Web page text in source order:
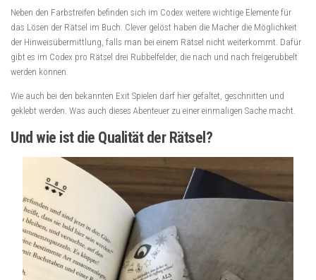
Neben den Farbstreifen befinden sich im Codex weitere wichtige Elemente für
das Lösen der Rätsel im Buch. Clever gelöst haben die Macher die Möglichkeit
der Hinweisübermittlung, falls man bei einem Rätsel nicht weiterkommt. Dafür
gibt es im Codex pro Rätsel drei Rubbelfelder, die nach und nach freigerubbelt
werden können.
Wie auch bei den bekannten Exit Spielen darf hier gefaltet, geschnitten und
geklebt werden. Was auch dieses Abenteuer zu einer einmaligen Sache macht.
Und wie ist die Qualität der Rätsel?